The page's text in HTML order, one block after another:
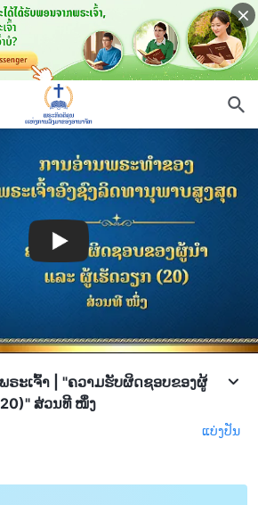
ຣະເຈົ້າ | "ຄວາມຮັບຜິດຊອບຂອງຜູ້
ສ່ວນທີ ໜຶ່ງ
ແບ່ງປັນ